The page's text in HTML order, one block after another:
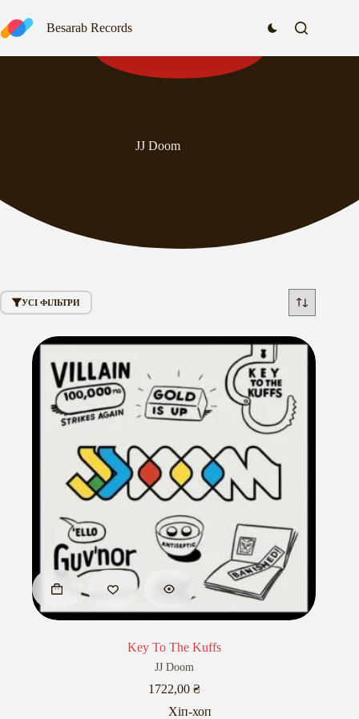
до
вмісту
Besarab Records
JJ Doom
УСІ ФІЛЬТРИ
Key To The Kuffs
JJ Doom
1722,00 ₴
Хіп-хоп